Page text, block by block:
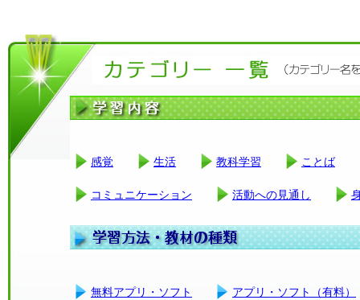
感覚 生活 教科学習 ことば
コミュニケーション 活動への見通し
無料アプリ・ソフト アプリ・ソフト（有料）